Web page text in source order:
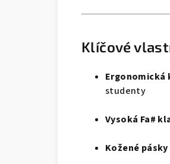
Klíčové
Ergonomická
studenty
Vysoká Fa#
Kožené